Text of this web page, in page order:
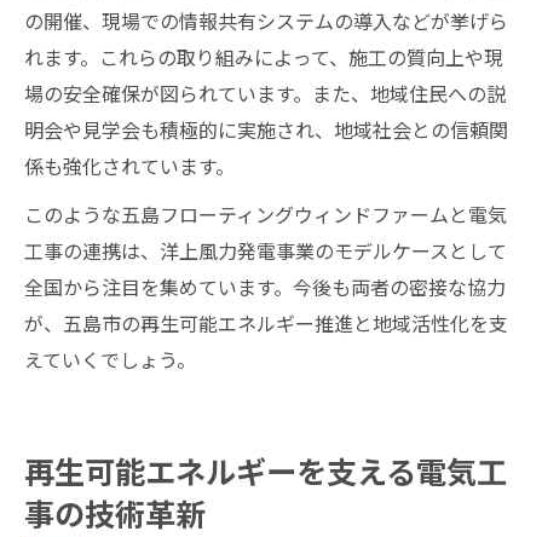
の開催、現場での情報共有システムの導入などが挙げら
れます。これらの取り組みによって、施工の質向上や現
場の安全確保が図られています。また、地域住民への説
明会や見学会も積極的に実施され、地域社会との信頼関
係も強化されています。
このような五島フローティングウィンドファームと電気
工事の連携は、洋上風力発電事業のモデルケースとして
全国から注目を集めています。今後も両者の密接な協力
が、五島市の再生可能エネルギー推進と地域活性化を支
えていくでしょう。
再生可能エネルギーを支える電気工
事の技術革新